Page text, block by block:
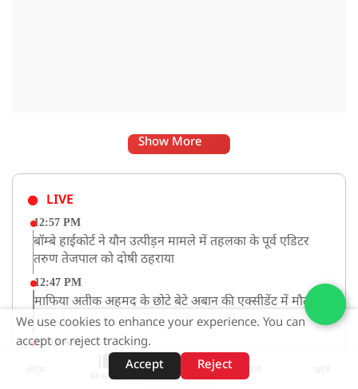
Show More
LIVE
12:57 PM
बॉम्बे हाईकोर्ट ने यौन उत्पीड़न मामले में तहलका के पूर्व एडिटर
तरुण तेजपाल को दोषी ठहराया
12:47 PM
माफिया अतीक अहमद के छोटे बेटे अबान की एक्सीडेंट में मौत
11:12 AM
यौन उत्पीड़न मामले में 'तहलका' के पूर्व एडिटर तरुण तेजपाल
वेब स्टोरीज़
We use cookies to enhance your experience. You can
accept or reject tracking.
Accept
Reject